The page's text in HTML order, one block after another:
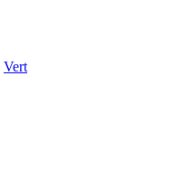
Vert